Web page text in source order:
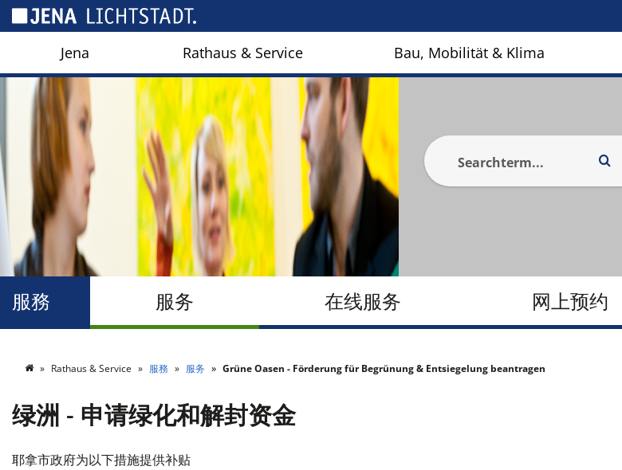
Jena Rathaus & Service Bau, Mobilität & Klima
服务 在线服务 网上预约
服務
Rathaus & Service 服務 服务 Grüne Oasen - Förderung für Begrünung & Entsiegelung beantragen
绿洲 - 申请绿化和解封资金
耶拿市政府为以下措施提供补贴
Cookies management panel